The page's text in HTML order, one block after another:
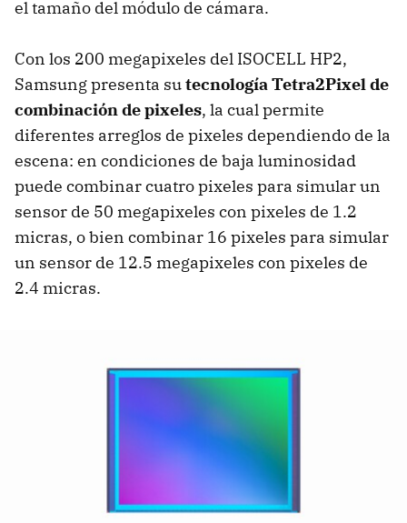
el tamaño del módulo de cámara.
Con los 200 megapixeles del ISOCELL HP2,
Samsung presenta sutecnología Tetra2Pixel de
combinación de pixeles, la cual permite
diferentes arreglos de pixeles dependiendo de la
escena: en condiciones de baja luminosidad
puede combinar cuatro pixeles para simular un
sensor de 50 megapixeles con pixeles de 1.2
micras, o bien combinar 16 pixeles para simular
un sensor de 12.5 megapixeles con pixeles de
2.4 micras.